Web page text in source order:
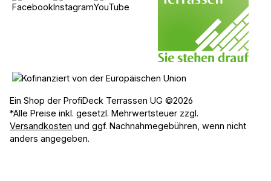
Ein Shop der ProfiDeck Terrassen UG ©2026
*Alle Preise inkl. gesetzl. Mehrwertsteuer zzgl.
Versandkosten und ggf. Nachnahmegebühren, wenn nicht
anders angegeben.